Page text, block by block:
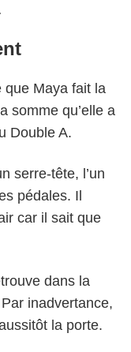
que Maya fait la
somme qu’elle a
Double A.
serre-tête, l’un
pédales. Il
car il sait que
dans la
inadvertance,
la porte.